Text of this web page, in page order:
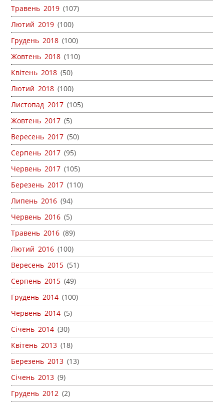
Травень 2019 (107)
Лютий 2019 (100)
Грудень 2018 (100)
Жовтень 2018 (110)
Квітень 2018 (50)
Лютий 2018 (100)
Листопад 2017 (105)
Жовтень 2017 (5)
Вересень 2017 (50)
Серпень 2017 (95)
Червень 2017 (105)
Березень 2017 (110)
Липень 2016 (94)
Червень 2016 (5)
Травень 2016 (89)
Лютий 2016 (100)
Вересень 2015 (51)
Серпень 2015 (49)
Грудень 2014 (100)
Червень 2014 (5)
Січень 2014 (30)
Квітень 2013 (18)
Березень 2013 (13)
Січень 2013 (9)
Грудень 2012 (2)